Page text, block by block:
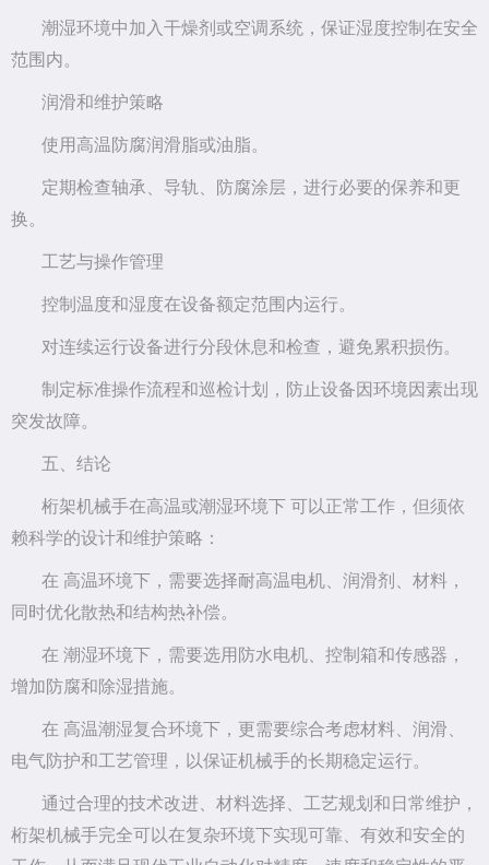
潮湿环境中加入干燥剂或空调系统，保证湿度控制在安全
范围内。
润滑和维护策略
使用高温防腐润滑脂或油脂。
定期检查轴承、导轨、防腐涂层，进行必要的保养和更
换。
工艺与操作管理
控制温度和湿度在设备额定范围内运行。
对连续运行设备进行分段休息和检查，避免累积损伤。
制定标准操作流程和巡检计划，防止设备因环境因素出现
突发故障。
五、结论
桁架机械手在高温或潮湿环境下 可以正常工作，但须依
赖科学的设计和维护策略：
在 高温环境下，需要选择耐高温电机、润滑剂、材料，
同时优化散热和结构热补偿。
在 潮湿环境下，需要选用防水电机、控制箱和传感器，
增加防腐和除湿措施。
在 高温潮湿复合环境下，更需要综合考虑材料、润滑、
电气防护和工艺管理，以保证机械手的长期稳定运行。
通过合理的技术改进、材料选择、工艺规划和日常维护，
桁架机械手完全可以在复杂环境下实现可靠、有效和安全的